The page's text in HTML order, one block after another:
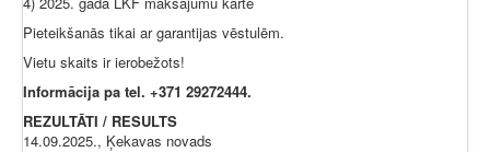
Pieteikšanās tikai ar garantijas vēstulēm.
Vietu skaits ir ierobežots!
Informācija pa tel. +371 29272444.
REZULTĀTI / RESULTS
14.09.2025., Ķekavas novads